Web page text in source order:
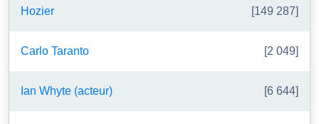
Hozier [149 287]
Carlo Taranto [2 049]
Ian Whyte (acteur) [6 644]